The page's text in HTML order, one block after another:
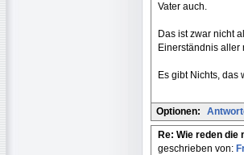
Vater auch.
Das ist zwar nicht
Einerständnis aller
Es gibt Nichts, das
Optionen:
Re: Wie reden die
geschrieben von: